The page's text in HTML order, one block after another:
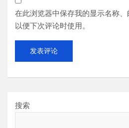
在此浏览器中保存我的显示名称、
以便下次评论时使用。
搜索